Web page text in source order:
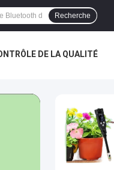
Recherche
DE LA QUALITÉ